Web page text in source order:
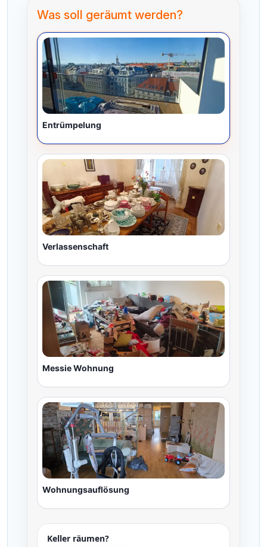
Was soll geräumt werden?
Entrümpelung
Verlassenschaft
Messie Wohnung
Wohnungsauflösung
Keller räumen?